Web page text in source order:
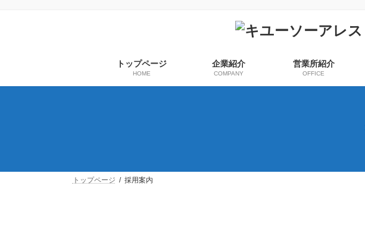
トップページ
HOME
企業紹介
COMPANY
営業所紹介
OFFICE
トップページ 採用案内